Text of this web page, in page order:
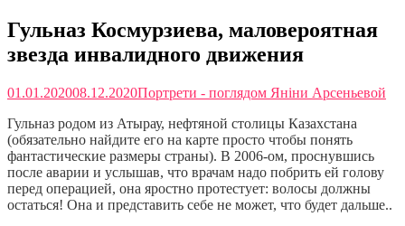
Гульназ Космурзиева, маловероятная
звезда инвалидного движения
01.01.202008.12.2020Портрети - поглядом Яніни Арсеньевой
Гульназ родом из Атырау, нефтяной столицы Казахстана
(обязательно найдите его на карте просто чтобы понять
фантастические размеры страны). В 2006-ом, проснувшись
после аварии и услышав, что врачам надо побрить ей голову
перед операцией, она яростно протестует: волосы должны
остаться! Она и представить себе не может, что будет дальше..